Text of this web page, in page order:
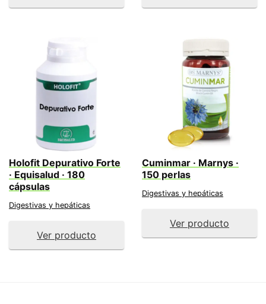
Holofit Depurativo Forte
· Equisalud · 180
cápsulas
Digestivas y hepáticas
Ver producto
Cuminmar · Marnys ·
150 perlas
Digestivas y hepáticas
Ver producto